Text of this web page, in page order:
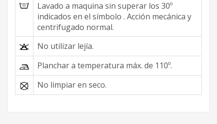
Lavado a maquina sin superar los 30º
indicados en el símbolo . Acción mecánica y
centrifugado normal.
No utilizar lejía.
Planchar a temperatura máx. de 110º.
No limpiar en seco.